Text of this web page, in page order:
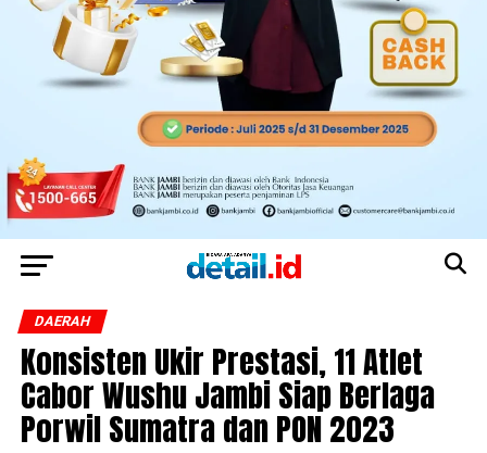
DAERAH
Konsisten Ukir Prestasi, 11 Atlet
Cabor Wushu Jambi Siap Berlaga
Porwil Sumatra dan PON 2023